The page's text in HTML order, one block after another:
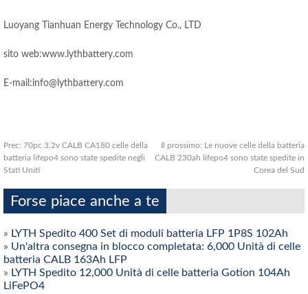
Luoyang Tianhuan Energy Technology Co., LTD
sito web:www.lythbattery.com
E-mail:info@lythbattery.com
Prec: 70pc 3.2v CALB CA180 celle della
batteria lifepo4 sono state spedite negli
Stati Uniti
Il prossimo: Le nuove celle della batteria
CALB 230ah lifepo4 sono state spedite in
Corea del Sud
Forse piace anche a te
» LYTH Spedito 400 Set di moduli batteria LFP 1P8S 102Ah
» Un'altra consegna in blocco completata: 6,000 Unità di celle
batteria CALB 163Ah LFP
» LYTH Spedito 12,000 Unità di celle batteria Gotion 104Ah
LiFePO4